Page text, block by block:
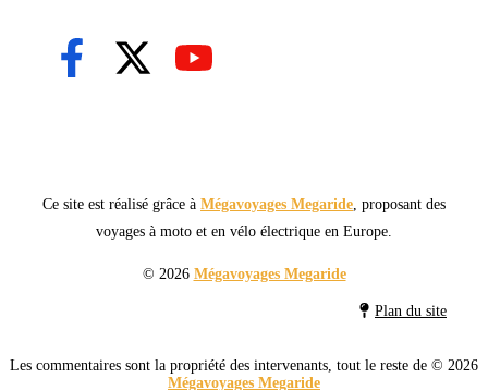
Ce site est réalisé grâce à Mégavoyages Megaride , proposant des
voyages à moto et en vélo électrique en Europe.
© 2026 Mégavoyages Megaride
Plan du site
Les commentaires sont la propriété des intervenants, tout le reste de © 2026
Mégavoyages Megaride